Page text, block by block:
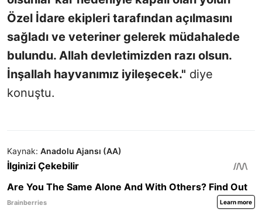
Özel İdare ekipleri tarafından açılmasını
sağladı ve veteriner gelerek müdahalede
bulundu. Allah devletimizden razı olsun.
İnşallah hayvanımız iyileşecek." diye
konuştu.
Kaynak: Anadolu Ajansı (AA)